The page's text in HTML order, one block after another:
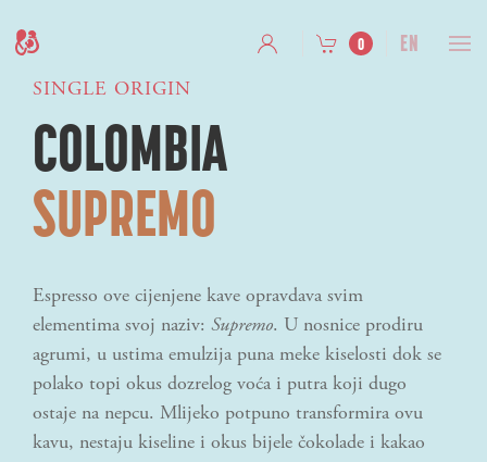
0 EN
SINGLE ORIGIN
COLOMBIA
SUPREMO
Espresso ove cijenjene kave opravdava svim
elementima svoj naziv: Supremo. U nosnice prodiru
agrumi, u ustima emulzija puna meke kiselosti dok se
polako topi okus dozrelog voća i putra koji dugo
ostaje na nepcu. Mlijeko potpuno transformira ovu
kavu, nestaju kiseline i okus bijele čokolade i kakao